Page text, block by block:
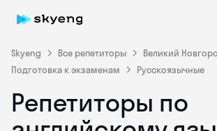
Skyeng Все репетиторы
Великий
Подготовка к экзаменам
Русскоязычные
Репетиторы по